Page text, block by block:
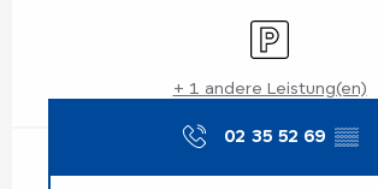
Parkplatz
+ 1 andere Leistung(en)
02 35 52 69 ▒▒